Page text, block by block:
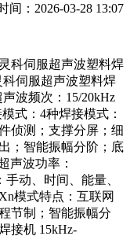
间：2026-03-28 13:07
伺服超声波塑料焊
科伺服超声波塑料焊
声波频次：15/20kHz
式：4种焊接模式：
侦测；支撑分屏；细
；智能振幅分阶；底
声波功率：
动、时间、能量、
模式特点：互联网
节制；智能振幅分
接机 15kHz-